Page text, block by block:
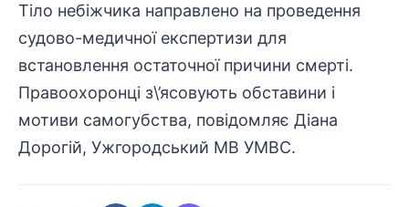
Тіло небіжчика направлено на проведення
судово-медичної експертизи для
встановлення остаточної причини смерті.
Правоохоронці з\’ясовують обставини і
мотиви самогубства, повідомляє Діана
Дорогій, Ужгородський МВ УМВС.